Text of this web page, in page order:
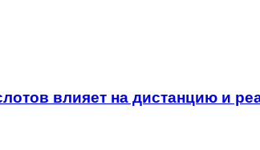
влияет на дистанцию и